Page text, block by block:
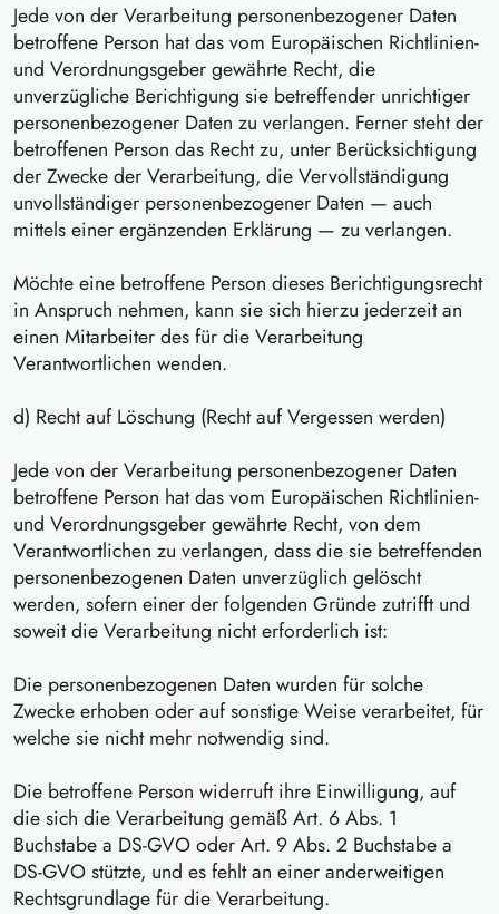
Jede von der Verarbeitung personenbezogener Daten
betroffene Person hat das vom Europäischen Richtlinien-
und Verordnungsgeber gewährte Recht, die
unverzügliche Berichtigung sie betreffender unrichtiger
personenbezogener Daten zu verlangen. Ferner steht der
betroffenen Person das Recht zu, unter Berücksichtigung
der Zwecke der Verarbeitung, die Vervollständigung
unvollständiger personenbezogener Daten — auch
mittels einer ergänzenden Erklärung — zu verlangen.
Möchte eine betroffene Person dieses Berichtigungsrecht
in Anspruch nehmen, kann sie sich hierzu jederzeit an
einen Mitarbeiter des für die Verarbeitung
Verantwortlichen wenden.
d) Recht auf Löschung (Recht auf Vergessen werden)
Jede von der Verarbeitung personenbezogener Daten
betroffene Person hat das vom Europäischen Richtlinien-
und Verordnungsgeber gewährte Recht, von dem
Verantwortlichen zu verlangen, dass die sie betreffenden
personenbezogenen Daten unverzüglich gelöscht
werden, sofern einer der folgenden Gründe zutrifft und
soweit die Verarbeitung nicht erforderlich ist:
Die personenbezogenen Daten wurden für solche
Zwecke erhoben oder auf sonstige Weise verarbeitet, für
welche sie nicht mehr notwendig sind.
Die betroffene Person widerruft ihre Einwilligung, auf
die sich die Verarbeitung gemäß Art. 6 Abs. 1
Buchstabe a DS-GVO oder Art. 9 Abs. 2 Buchstabe a
DS-GVO stützte, und es fehlt an einer anderweitigen
Rechtsgrundlage für die Verarbeitung.